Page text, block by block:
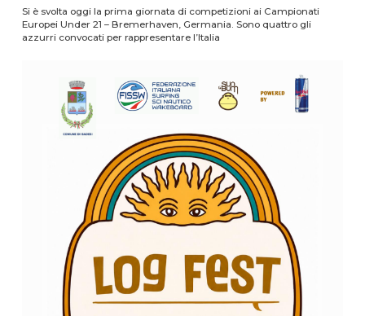
Si è svolta oggi la prima giornata di competizioni ai Campionati
Europei Under 21 – Bremerhaven, Germania. Sono quattro gli
azzurri convocati per rappresentare l’Italia